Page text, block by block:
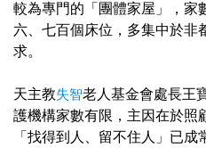
較為專門的「團體家屋」，家
六、七百個床位，多集中於非
求。
天主教失智老人基金會處長王
護機構家數有限，主因在於照
「找得到人、留不住人」已